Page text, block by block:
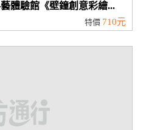
體驗館《壁鐘創意彩繪...
特價 710元